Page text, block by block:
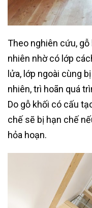
Theo nghiên cứu,
nhiên nhờ có lớp
lửa, lớp ngoài cùng
nhiên, trì hoãn quá
Do gỗ khối có cấu
chế sẽ bị hạn chế
hỏa hoạn.